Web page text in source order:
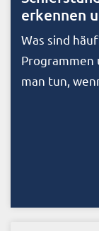
erkennen
Was sind
Programmen
man tun,